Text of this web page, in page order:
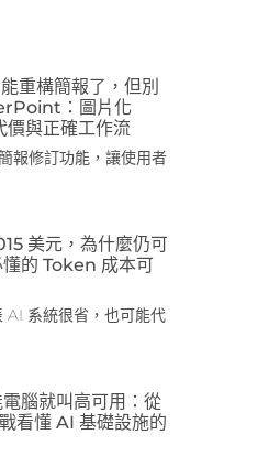
重構簡報了，但別
：圖片化
價與正確工作流
報修訂功能，讓使用者
美元，為什麼仍可
的 Token 成本可
AI 系統很省，也可能代
腦就叫高可用：從
看懂 AI 基礎設施的